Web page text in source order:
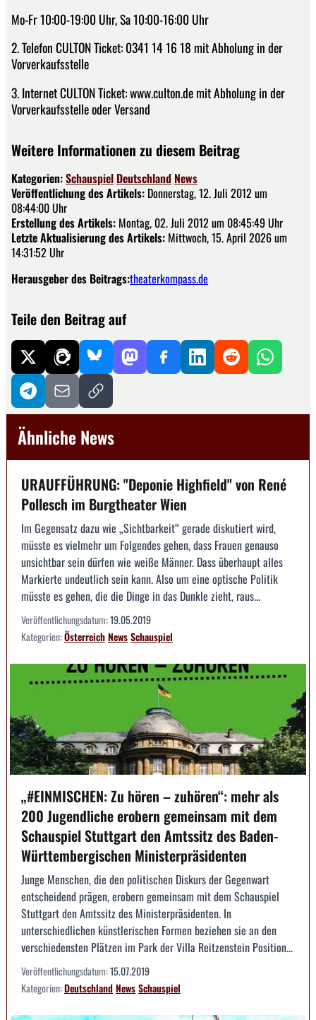
Mo-Fr 10:00-19:00 Uhr, Sa 10:00-16:00 Uhr
2. Telefon CULTON Ticket: 0341 14 16 18 mit Abholung in der
Vorverkaufsstelle
3. Internet CULTON Ticket: www.culton.de mit Abholung in der
Vorverkaufsstelle oder Versand
Weitere Informationen zu diesem Beitrag
Kategorien:Schauspiel Deutschland News
Veröffentlichung des Artikels: Donnerstag, 12. Juli 2012 um
08:44:00 Uhr
Erstellung des Artikels: Montag, 02. Juli 2012 um 08:45:49 Uhr
Letzte Aktualisierung des Artikels: Mittwoch, 15. April 2026 um
14:31:52 Uhr
Herausgeber des Beitrags:theaterkompass.de
Teile den Beitrag auf
Ähnliche News
URAUFFÜHRUNG: "Deponie Highfield" von René
Pollesch im Burgtheater Wien
Im Gegensatz dazu wie „Sichtbarkeit“ gerade diskutiert wird,
müsste es vielmehr um Folgendes gehen, dass Frauen genauso
unsichtbar sein dürfen wie weiße Männer. Dass überhaupt alles
Markierte undeutlich sein kann. Also um eine optische Politik
müsste es gehen, die die Dinge in das Dunkle zieht, raus...
Veröffentlichungsdatum:19.05.2019
Kategorien:ÖsterreichNewsSchauspiel
„#EINMISCHEN: Zu hören – zuhören“: mehr als
200 Jugendliche erobern gemeinsam mit dem
Schauspiel Stuttgart den Amtssitz des Baden-
Württembergischen Ministerpräsidenten
Junge Menschen, die den politischen Diskurs der Gegenwart
entscheidend prägen, erobern gemeinsam mit dem Schauspiel
Stuttgart den Amtssitz des Ministerpräsidenten. In
unterschiedlichen künstlerischen Formen beziehen sie an den
verschiedensten Plätzen im Park der Villa Reitzenstein Position...
Veröffentlichungsdatum:15.07.2019
Kategorien:DeutschlandNewsSchauspiel